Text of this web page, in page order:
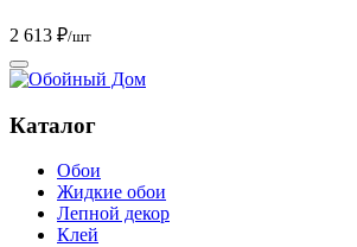
2 613 ₽/шт
Каталог
Обои
Жидкие обои
Лепной декор
Клей